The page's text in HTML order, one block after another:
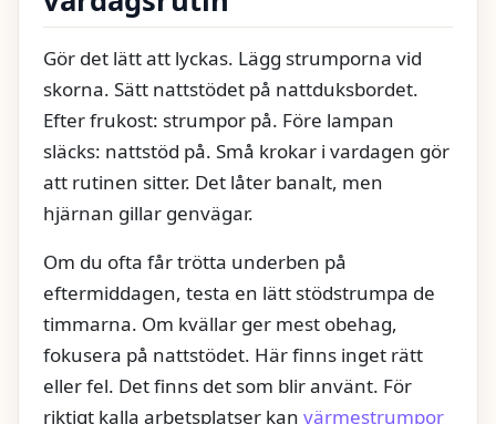
Gör det lätt att lyckas. Lägg strumporna vid
skorna. Sätt nattstödet på nattduksbordet.
Efter frukost: strumpor på. Före lampan
släcks: nattstöd på. Små krokar i vardagen gör
att rutinen sitter. Det låter banalt, men
hjärnan gillar genvägar.
Om du ofta får trötta underben på
eftermiddagen, testa en lätt stödstrumpa de
timmarna. Om kvällar ger mest obehag,
fokusera på nattstödet. Här finns inget rätt
eller fel. Det finns det som blir använt. För
riktigt kalla arbetsplatser kan värmestrumpor